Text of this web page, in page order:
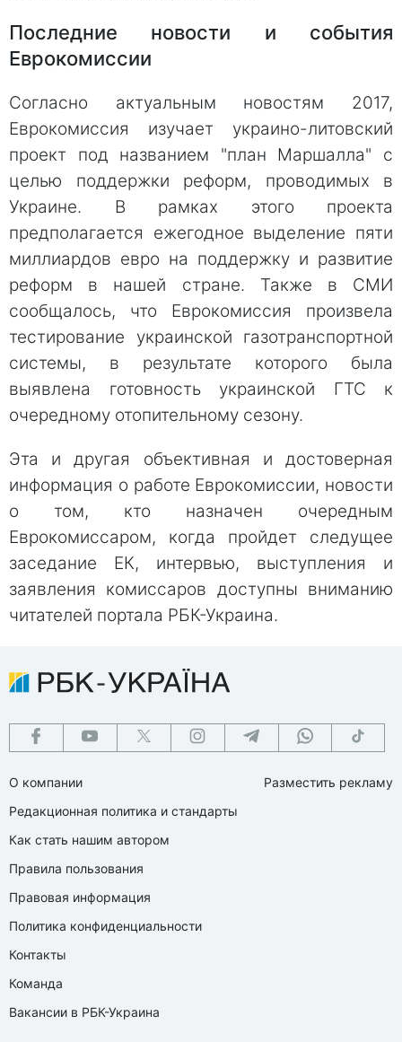
Последние новости и события
Еврокомиссии
Согласно актуальным новостям 2017,
Еврокомиссия изучает украино-литовский
проект под названием "план Маршалла" с
целью поддержки реформ, проводимых в
Украине. В рамках этого проекта
предполагается ежегодное выделение пяти
миллиардов евро на поддержку и развитие
реформ в нашей стране. Также в СМИ
сообщалось, что Еврокомиссия произвела
тестирование украинской газотранспортной
системы, в результате которого была
выявлена готовность украинской ГТС к
очередному отопительному сезону.
Эта и другая объективная и достоверная
информация о работе Еврокомиссии, новости
о том, кто назначен очередным
Еврокомиссаром, когда пройдет следущее
заседание ЕК, интервью, выступления и
заявления комиссаров доступны вниманию
читателей портала РБК-Украина.
О компании
Редакционная политика и стандарты
Как стать нашим автором
Правила пользования
Правовая информация
Политика конфиденциальности
Контакты
Команда
Вакансии в РБК-Украина
Разместить рекламу